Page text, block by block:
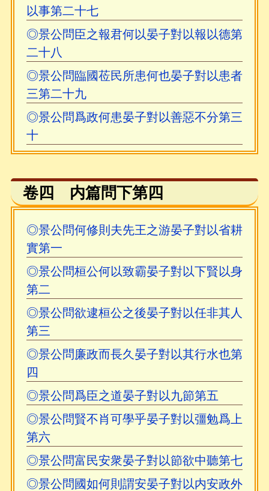
以事第二十七
◎景公問臣之報君何以晏子對以報以德第
二十八
◎景公問臨國莅民所患何也晏子對以患者
三第二十九
◎景公問爲政何患晏子對以善惡不分第三
十
卷四 内篇問下第四
◎景公問何修則夫先王之游晏子對以省耕
實第一
◎景公問桓公何以致霸晏子對以下賢以身
第二
◎景公問欲逮桓公之後晏子對以任非其人
第三
◎景公問廉政而長久晏子對以其行水也第
四
◎景公問爲臣之道晏子對以九節第五
◎景公問賢不肖可學乎晏子對以彊勉爲上
第六
◎景公問富民安衆晏子對以節欲中聽第七
◎景公問國如何則謂安晏子對以内安政外